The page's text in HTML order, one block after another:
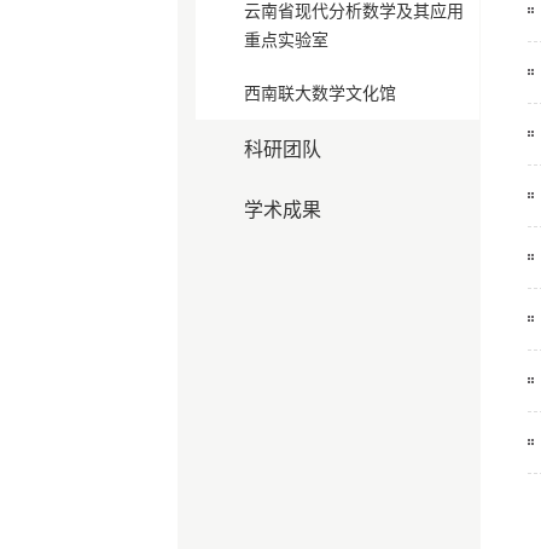
云南省现代分析数学及其应用
重点实验室
西南联大数学文化馆
科研团队
学术成果